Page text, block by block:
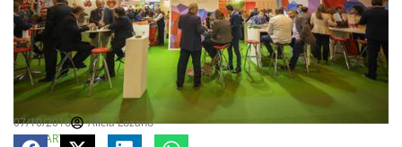
07/10/2016
Alicia Lozano
COMPARTE